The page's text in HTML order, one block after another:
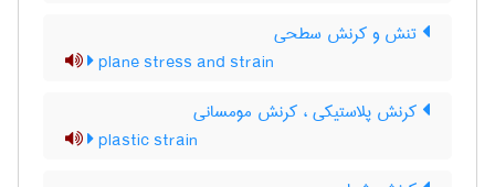
تنش و کرنش سطحی
plane stress and strain
کرنش پلاستیکی ، کرنش مومسانی
plastic strain